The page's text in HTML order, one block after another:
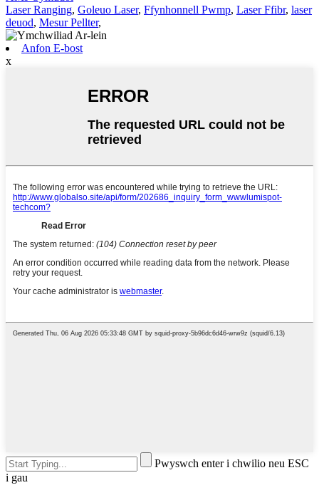
Laser Ranging, Goleuo Laser, Ffynhonnell Pwmp, Laser Ffibr, laser
deuod, Mesur Pellter,
Anfon E-bost
x
Pwyswch enter i chwilio neu ESC
i gau